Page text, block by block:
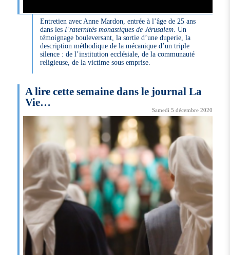
Entretien avec Anne Mardon, entrée à l’âge de 25 ans
dans les Fraternités monastiques de Jérusalem . Un
témoignage bouleversant, la sortie d’une duperie, la
description méthodique de la mécanique d’un triple
silence : de l’institution ecclésiale, de la communauté
religieuse, de la victime sous emprise.
A lire cette semaine dans le journal La
Vie…
Samedi 5 décembre 2020